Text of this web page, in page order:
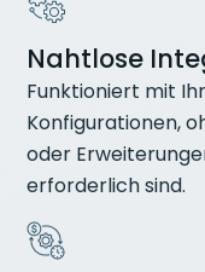
Nahtlose
Funktioniert mit
Konfigurationen,
oder
erforderlich sind.